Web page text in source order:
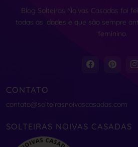
Blog Solteiras Noivas Casadas foi
todas as idades e que são sempre
feminino.
CONTATO
contato@solteirasnoivascasadas.com
SOLTEIRAS NOIVAS CASADAS